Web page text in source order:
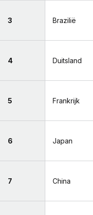
3 Brazilië
4 Duitsland
5 Frankrijk
6 Japan
7 China